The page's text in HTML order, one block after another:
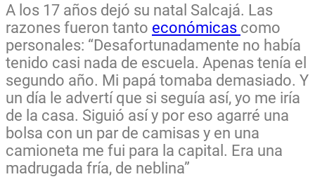
A los 17 años dejó su natal Salcajá. Las
razones fueron tanto económicas como
personales: “Desafortunadamente no había
tenido casi nada de escuela. Apenas tenía el
segundo año. Mi papá tomaba demasiado. Y
un día le advertí que si seguía así, yo me iría
de la casa. Siguió así y por eso agarré una
bolsa con un par de camisas y en una
camioneta me fui para la capital. Era una
madrugada fría, de neblina”